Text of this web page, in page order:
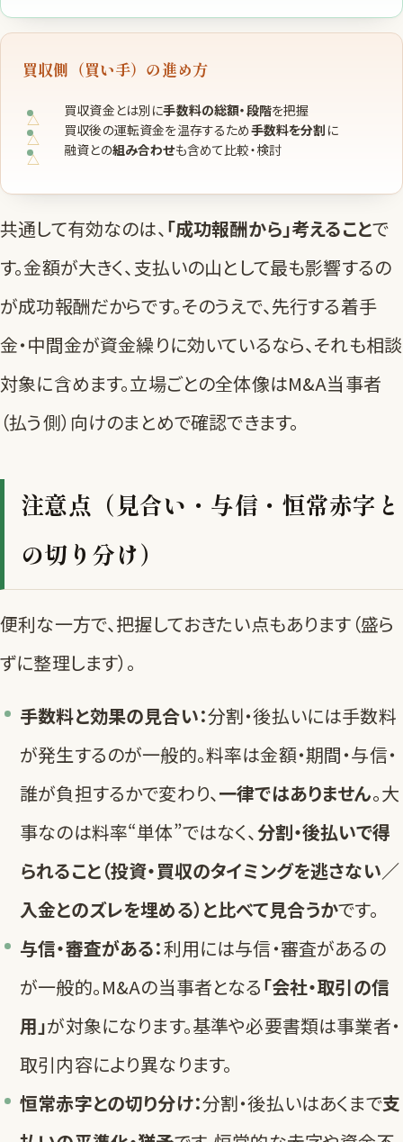
買収側（買い手）の進め方
買収資金とは別に手数料の総額・段階を把握
買収後の運転資金を温存するため手数料を分割 に
融資との組み合わせも含めて比較・検討
共通して有効なのは、「成功報酬から」考えることで
す。金額が大きく、支払いの山として最も影響するの
が成功報酬だからです。そのうえで、先行する着手
金・中間金が資金繰りに効いているなら、それも相談
対象に含めます。立場ごとの全体像はM&A当事者
（払う側）向けのまとめで確認できます。
注意点（見合い・与信・恒常赤字と
の切り分け）
便利な一方で、把握しておきたい点もあります（盛ら
ずに整理します）。
手数料と効果の見合い：分割・後払いには手数料
が発生するのが一般的。料率は金額・期間・与信・
誰が負担するかで変わり、一律ではありません。大
事なのは料率“単体”ではなく、分割・後払いで得
られること（投資・買収のタイミングを逃さない／
入金とのズレを埋める）と比べて見合うかです。
与信・審査がある：利用には与信・審査があるの
が一般的。M&Aの当事者となる「会社・取引の信
用」が対象になります。基準や必要書類は事業者・
取引内容により異なります。
恒常赤字との切り分け：分割・後払いはあくまで支